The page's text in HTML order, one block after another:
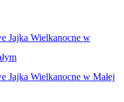
Jajka Wielkanocne w
Jajka Wielkanocne w Małej